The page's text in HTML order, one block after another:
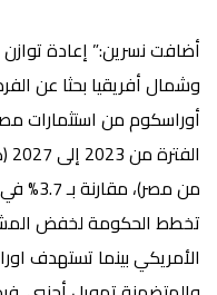
أضافت نسرين:” إعادة
وشمال أفريقيا بحثا عن
تخطط الحكومة لخفض
الأمريكي بينما تستهدف